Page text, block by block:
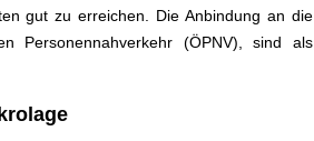
gut zu erreichen. Die Anbindung an die
Personennahverkehr (ÖPNV), sind als